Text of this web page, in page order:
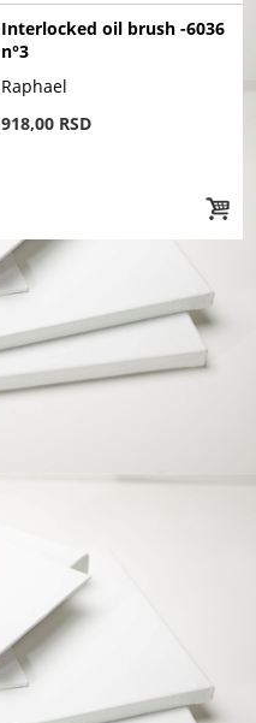
Interlocked oil brush -6036
n°3
Raphael
918,00 RSD